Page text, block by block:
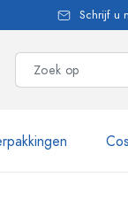
Schrijf u